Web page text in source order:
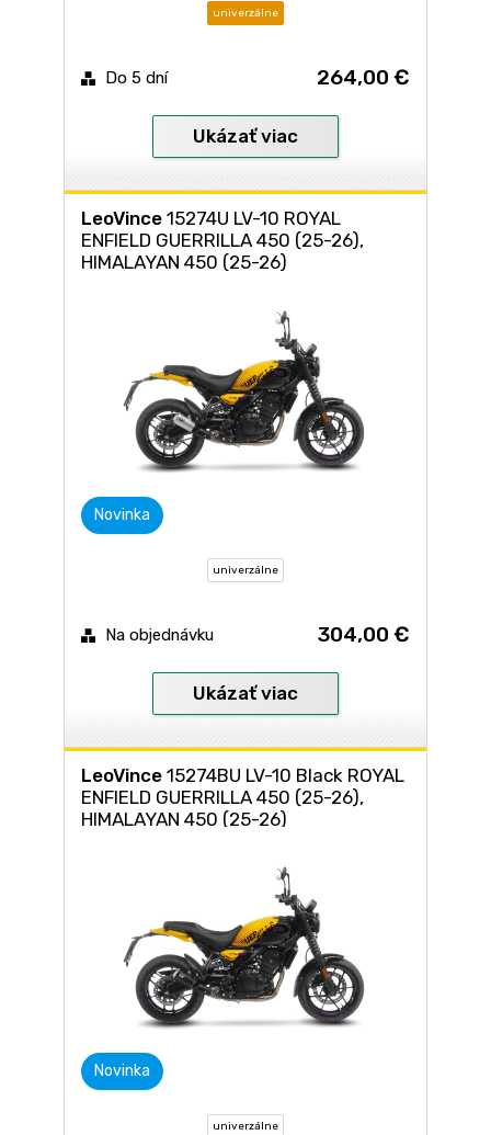
univerzálne
Do 5 dní 264,00 €
Ukázať viac
LeoVince 15274U LV-10 ROYAL
ENFIELD GUERRILLA 450 (25-26),
HIMALAYAN 450 (25-26)
Novinka
univerzálne
Na objednávku 304,00 €
Ukázať viac
LeoVince 15274BU LV-10 Black ROYAL
ENFIELD GUERRILLA 450 (25-26),
HIMALAYAN 450 (25-26)
Novinka
univerzálne